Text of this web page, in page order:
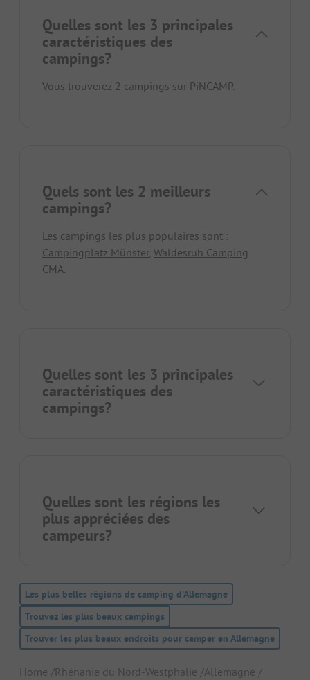
Quelles sont les 3 principales
caractéristiques des
campings?
Vous trouverez 2 campings sur PiNCAMP.
Quels sont les 2 meilleurs
campings?
Les campings les plus populaires sont :
Campingplatz Münster, Waldesruh Camping
CMA.
Quelles sont les 3 principales
caractéristiques des
campings?
Quelles sont les régions les
plus appréciées des
campeurs?
Les plus belles régions de camping d'Allemagne
Trouvez les plus beaux campings
Trouver les plus beaux endroits pour camper en Allemagne
Home Rhénanie du Nord-Westphalie Allemagne